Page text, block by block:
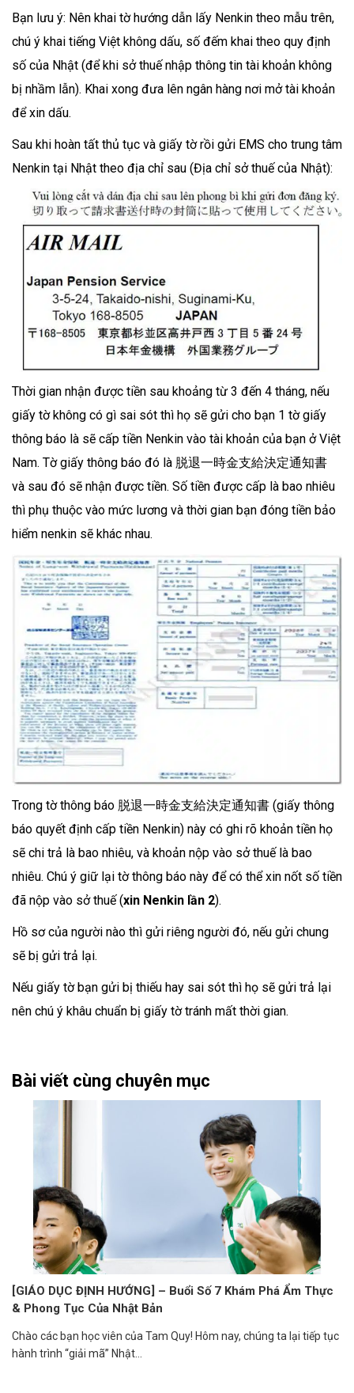
Bạn lưu ý: Nên khai tờ hướng dẫn lấy Nenkin theo mẫu trên,
chú ý khai tiếng Việt không dấu, số đếm khai theo quy định
số của Nhật (để khi sở thuế nhập thông tin tài khoản không
bị nhầm lẫn). Khai xong đưa lên ngân hàng nơi mở tài khoản
để xin dấu.
Sau khi hoàn tất thủ tục và giấy tờ rồi gửi EMS cho trung tâm
Nenkin tại Nhật theo địa chỉ sau (Địa chỉ sở thuế của Nhật):
Thời gian nhận được tiền sau khoảng từ 3 đến 4 tháng, nếu
giấy tờ không có gì sai sót thì họ sẽ gửi cho bạn 1 tờ giấy
thông báo là sẽ cấp tiền Nenkin vào tài khoản của bạn ở Việt
Nam. Tờ giấy thông báo đó là 脱退一時金支給決定通知書
và sau đó sẽ nhận được tiền. Số tiền được cấp là bao nhiêu
thì phụ thuộc vào mức lương và thời gian bạn đóng tiền bảo
hiểm nenkin sẽ khác nhau.
Trong tờ thông báo 脱退一時金支給決定通知書 (giấy thông
báo quyết định cấp tiền Nenkin) này có ghi rõ khoản tiền họ
sẽ chi trả là bao nhiêu, và khoản nộp vào sở thuế là bao
nhiêu. Chú ý giữ lại tờ thông báo này để có thể xin nốt số tiền
đã nộp vào sở thuế (xin Nenkin lần 2).
Hồ sơ của người nào thì gửi riêng người đó, nếu gửi chung
sẽ bị gửi trả lại.
Nếu giấy tờ bạn gửi bị thiếu hay sai sót thì họ sẽ gửi trả lại
nên chú ý khâu chuẩn bị giấy tờ tránh mất thời gian.
Bài viết cùng chuyên mục
[GIÁO DỤC ĐỊNH HƯỚNG] – Buổi Số 7 Khám Phá Ẩm Thực
& Phong Tục Của Nhật Bản
Chào các bạn học viên của Tam Quy! Hôm nay, chúng ta lại tiếp tục
hành trình “giải mã” Nhật...